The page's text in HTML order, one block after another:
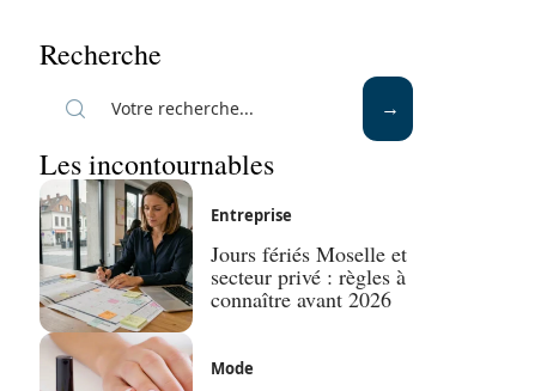
Recherche
Les incontournables
Entreprise
Jours fériés Moselle et
secteur privé : règles à
connaître avant 2026
Mode